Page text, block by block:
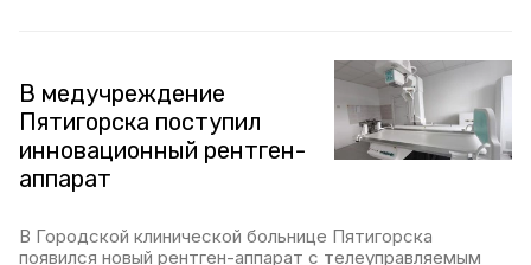
В медучреждение
Пятигорска поступил
инновационный рентген-
аппарат
В Городской клинической больнице Пятигорска
появился новый рентген-аппарат с телеуправляемым